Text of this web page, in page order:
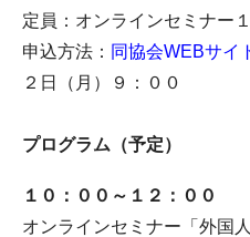
定員：オンラインセミナー
申込方法： 同協会WEBサイ
２日（月）９：００
プログラム（予定）
１０：００～１２：００
オンラインセミナー「外国